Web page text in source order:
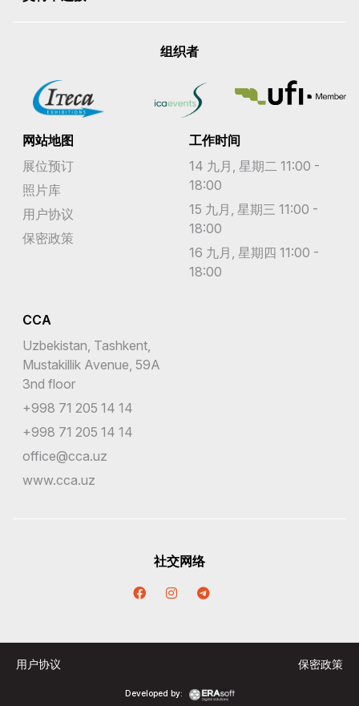
组织者
网站地图
展位预订
照片库
用户协议
保密政策
工作时间
14 九月, 星期二 11:00 -
18:00
15 九月, 星期三 11:00 -
18:00
16 九月, 星期四 11:00 -
18:00
CCA
Uzbekistan, Tashkent,
Mustakillik Avenue, 59A
3nd floor
+998 71 205 14 14
+998 71 205 14 14
office@cca.uz
www.cca.uz
社交网络
Developed by:
用户协议 保密政策